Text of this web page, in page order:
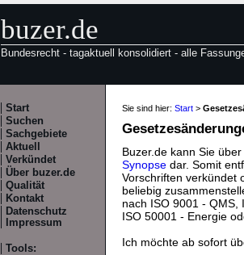
buzer.de
Bundesrecht - tagaktuell konsolidiert - alle
Start
Suchen
Sachgebiete
Aktuell
Verkündet
Über buzer.de
Qualität
Kontakt
Datenschutz
Impressum
Tools:
Sie sind hier: Start >
Buzer.de kann Sie
Synopse dar. Somit
Vorschriften verkündet
beliebig
nach ISO 9001 - QMS,
ISO 50001 - Energie
Ich möchte ab sofort